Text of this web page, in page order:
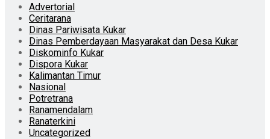
Advertorial
Ceritarana
Dinas Pariwisata Kukar
Dinas Pemberdayaan Masyarakat dan Desa Kukar
Diskominfo Kukar
Dispora Kukar
Kalimantan Timur
Nasional
Potretrana
Ranamendalam
Ranaterkini
Uncategorized